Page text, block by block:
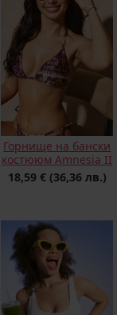
Горнище на бански
костююм Amnesia II
18,59 € (36,36 лв.)